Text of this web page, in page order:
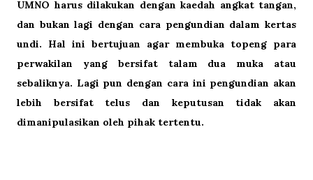
UMNO harus dilakukan dengan kaedah angkat tangan,
dan bukan lagi dengan cara pengundian dalam kertas
undi. Hal ini bertujuan agar membuka topeng para
perwakilan yang bersifat talam dua muka atau
sebaliknya. Lagi pun dengan cara ini pengundian akan
lebih bersifat telus dan keputusan tidak akan
dimanipulasikan oleh pihak tertentu.